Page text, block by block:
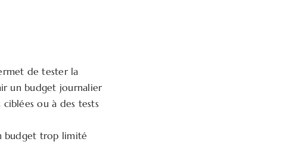
de tester la
un budget journalier
ou à des tests
budget trop limité